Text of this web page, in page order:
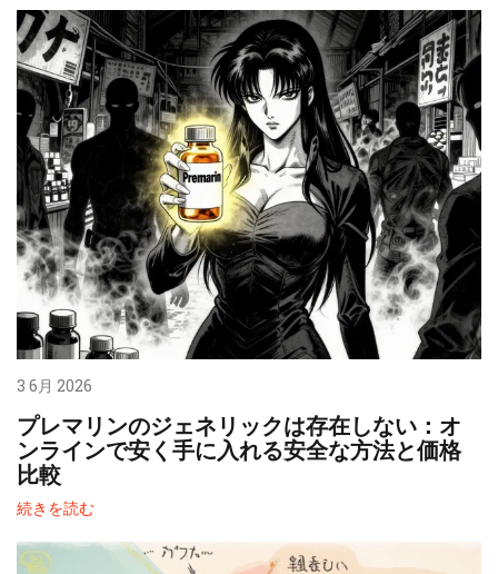
3 6月 2026
プレマリンのジェネリックは存在しない：オ
ンラインで安く手に入れる安全な方法と価格
比較
続きを読む